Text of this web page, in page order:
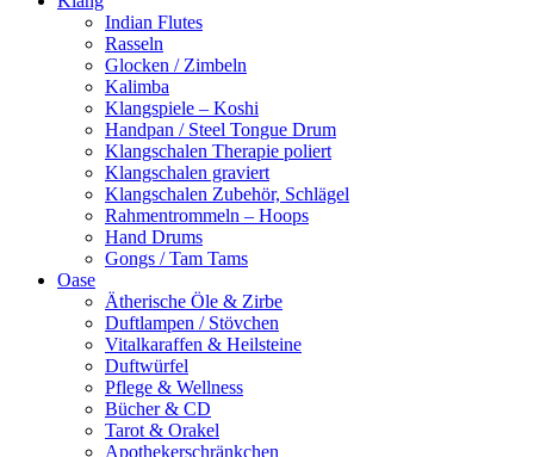
Indian Flutes
Rasseln
Glocken / Zimbeln
Kalimba
Klangspiele – Koshi
Handpan / Steel Tongue Drum
Klangschalen Therapie poliert
Klangschalen graviert
Klangschalen Zubehör, Schlägel
Rahmentrommeln – Hoops
Hand Drums
Gongs / Tam Tams
Oase
Ätherische Öle & Zirbe
Duftlampen / Stövchen
Vitalkaraffen & Heilsteine
Duftwürfel
Pflege & Wellness
Bücher & CD
Tarot & Orakel
Apothekerschränkchen